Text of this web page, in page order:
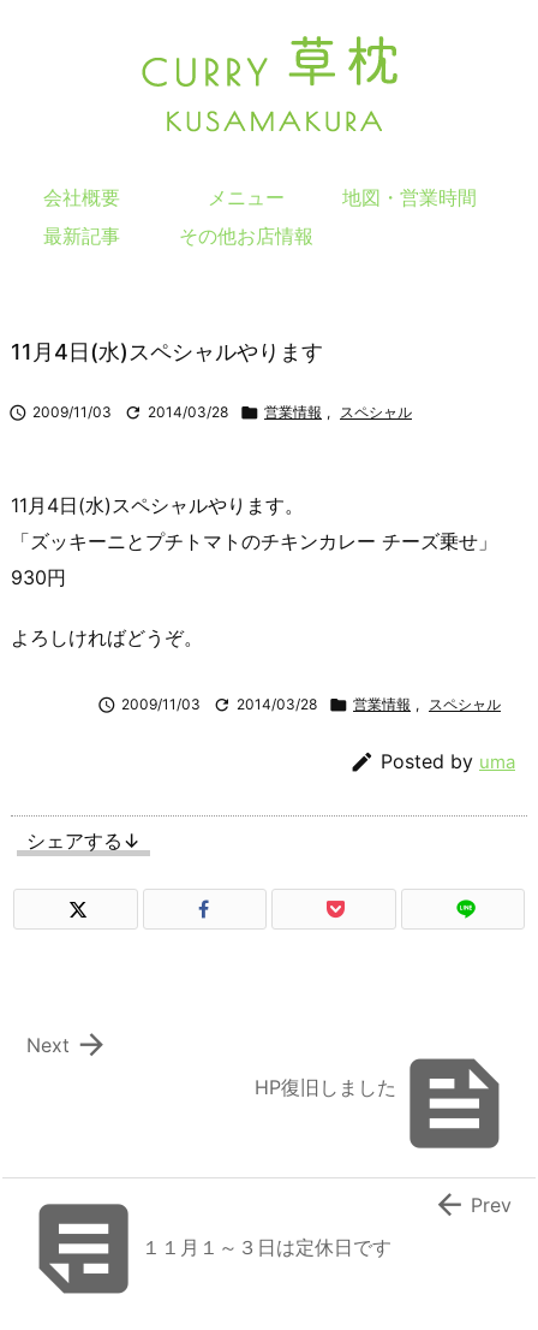
会社概要 メニュー
地図・営業時間
最新記事
その他お店情報
11月4日(水)スペシャルやります
 2009/11/03  2014/03/28  営業情報 , スペシャル
11月4日(水)スペシャルやります。
「ズッキーニとプチトマトのチキンカレー チーズ乗せ」
930円
よろしければどうぞ。
 2009/11/03  2014/03/28  営業情報 , スペシャル
 Posted by uma
シェアする↓

HP復旧しました

Next
 １１月１～３日は定休日です
 Prev